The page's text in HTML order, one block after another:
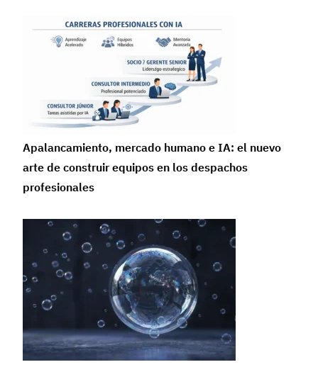
Apalancamiento, mercado humano e IA: el nuevo
arte de construir equipos en los despachos
profesionales